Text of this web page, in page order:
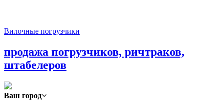
Вилочные погрузчики
продажа погрузчиков, ричтраков,
штабелеров
Ваш город